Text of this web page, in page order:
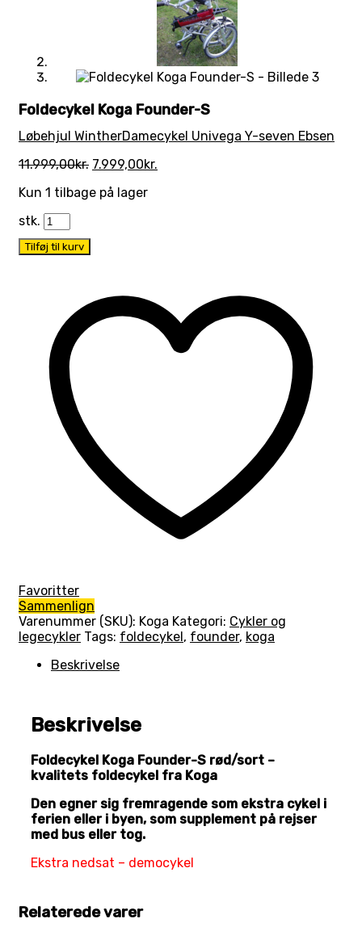
Foldecykel Koga Founder-S
Løbehjul WintherDamecykel Univega Y-seven Ebsen
11.999,00kr. Den
pris
7.999,00kr.
Kun 1 tilbage på lager
stk.
Tilføj til kurv
Favoritter
Sammenlign
Varenummer (SKU): Koga Kategori: Cykler og
legecykler Tags: foldecykel, founder, koga
Beskrivelse
Beskrivelse
Foldecykel Koga Founder-S rød/sort –
kvalitets foldecykel fra Koga
Den egner sig fremragende som ekstra cykel i
ferien eller i byen, som supplement på rejser
med bus eller tog.
Ekstra nedsat – democykel
Relaterede varer